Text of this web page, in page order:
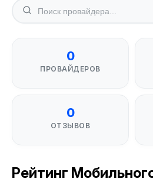
0
ПРОВАЙДЕРОВ
0
ОТЗЫВОВ
Рейтинг